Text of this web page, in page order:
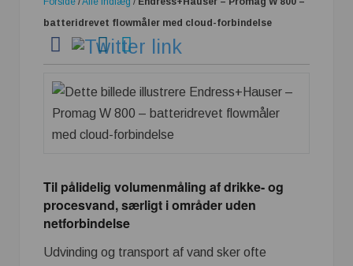
batteridrevet flowmåler med cloud-forbindelse
Til pålidelig volumenmåling af drikke- og
procesvand, særligt i områder uden
netforbindelse
Udvinding og transport af vand sker ofte